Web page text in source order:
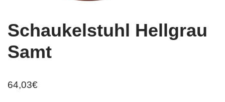
Schaukelstuhl Hellgrau
Samt
64,03€